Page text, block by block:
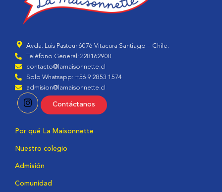
Avda. Luis Pasteur 6076 Vitacura Santiago – Chile.
Teléfono General: 228162900
contacto@lamaisonnette.cl
Solo Whatsapp: +56 9 2853 1574
admision@lamaisonnette.cl
Contáctanos
Por qué La Maisonnette
Nuestro colegio
Admisión
Comunidad